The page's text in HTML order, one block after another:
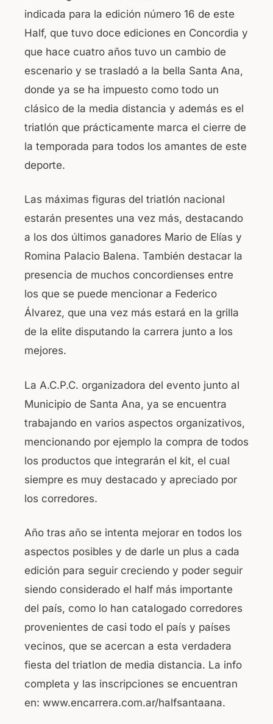
indicada para la edición número 16 de este
Half, que tuvo doce ediciones en Concordia y
que hace cuatro años tuvo un cambio de
escenario y se trasladó a la bella Santa Ana,
donde ya se ha impuesto como todo un
clásico de la media distancia y además es el
triatlón que prácticamente marca el cierre de
la temporada para todos los amantes de este
deporte.
Las máximas figuras del triatlón nacional
estarán presentes una vez más, destacando
a los dos últimos ganadores Mario de Elías y
Romina Palacio Balena. También destacar la
presencia de muchos concordienses entre
los que se puede mencionar a Federico
Álvarez, que una vez más estará en la grilla
de la elite disputando la carrera junto a los
mejores.
La A.C.P.C. organizadora del evento junto al
Municipio de Santa Ana, ya se encuentra
trabajando en varios aspectos organizativos,
mencionando por ejemplo la compra de todos
los productos que integrarán el kit, el cual
siempre es muy destacado y apreciado por
los corredores.
Año tras año se intenta mejorar en todos los
aspectos posibles y de darle un plus a cada
edición para seguir creciendo y poder seguir
siendo considerado el half más importante
del país, como lo han catalogado corredores
provenientes de casi todo el país y países
vecinos, que se acercan a esta verdadera
fiesta del triatlon de media distancia. La info
completa y las inscripciones se encuentran
en: www.encarrera.com.ar/halfsantaana.